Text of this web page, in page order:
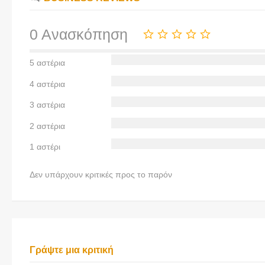
0 Ανασκόπηση
5 αστέρια
4 αστέρια
3 αστέρια
2 αστέρια
1 αστέρι
Δεν υπάρχουν κριτικές προς το παρόν
Γράψτε μια κριτική